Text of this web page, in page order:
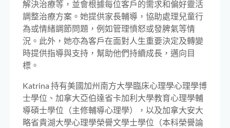
解決治療等，並會根據每位客戶的需求和偏好靈活
調整治療方案。她提供家長輔導，協助處理兒童行
為或情緒調節問題，例如管理憤怒或發脾氣等情
況。此外，她亦為客戶在面對人生重要決定及轉變
時提供指導與支持，幫助他們持續成長，邁向目
標。
Katrina 持有美國加州南方大學臨床心理學心理學博
士學位、加拿大亞伯達省卡加利大學教育心理學輔
導碩士學位（主修輔導心理學），以及加拿大安大
略省貴湖大學心理學榮譽文學士學位（本科榮譽論